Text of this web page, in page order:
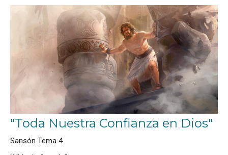
"Toda Nuestra Confianza en Dios"
Sansón Tema 4